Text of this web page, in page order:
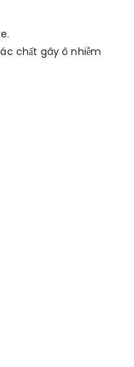
chất gây ô nhiễm